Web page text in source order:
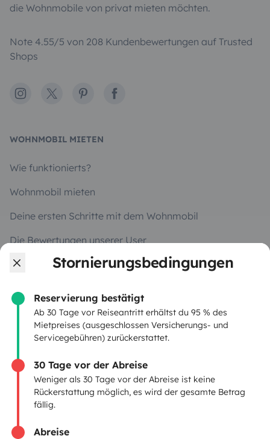
Stornierungsbedingungen
Reservierung bestätigt
Ab 30 Tage vor Reiseantritt erhältst du 95 % des
Mietpreises (ausgeschlossen Versicherungs- und
Servicegebühren) zurückerstattet.
30 Tage vor der Abreise
Weniger als 30 Tage vor der Abreise ist keine
Rückerstattung möglich, es wird der gesamte Betrag
fällig.
Abreise
die Wohnmobile von privat mieten möchten.
Note 4.55/5 von 208 Kundenbewertungen auf Trusted
Shops
Instagram
X PinterestFacebook
WOHNMOBIL MIETEN
Wie funktionierts?
Wohnmobil mieten
Deine ersten Schritte mit dem Wohnmobil
Die Bewertungen unserer User
Hilfe für Mieter
VERMIETER
Wohnmobil vermieten
Mietvertrag
Mietversicherung
Mietpannenhilfe
Hilfe für Vermieter